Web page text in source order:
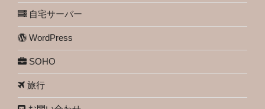
自宅サーバー
WordPress
SOHO
旅行